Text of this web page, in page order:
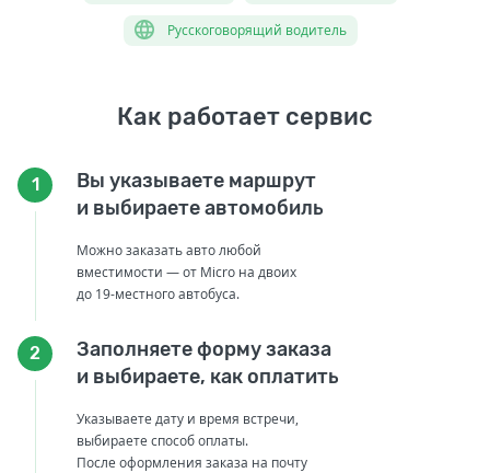
Русскоговорящий водитель
Как работает сервис
1
Вы указываете маршрут
и выбираете автомобиль
Можно заказать авто любой
вместимости — от Micro на двоих
до 19-местного автобуса.
2
Заполняете форму заказа
и выбираете, как оплатить
Указываете дату и время встречи,
выбираете способ оплаты.
После оформления заказа на почту